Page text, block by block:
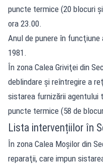
puncte termice (20 blocuri
ora 23.00.
Anul de punere în
1981.
În zona Calea Griviţei din
deblindare şi reîntregire a
sistarea furnizării agentului
puncte termice (58 de
Lista intervențiilor în
În zona Calea Moşilor din
reparaţii, care impun